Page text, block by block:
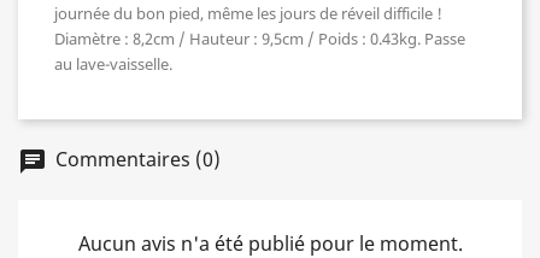
journée du bon pied, même les jours de réveil difficile !
Diamètre : 8,2cm / Hauteur : 9,5cm / Poids : 0.43kg. Passe
au lave-vaisselle.
chat Commentaires (0)
Aucun avis n'a été publié pour le moment.